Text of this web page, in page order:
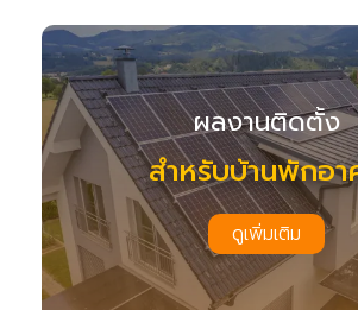
ผลงานติดตั้ง
สำหรับบ้านพักอ
ดูเพิ่มเติม